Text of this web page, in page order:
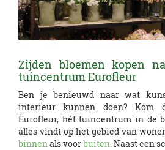
Zijden bloemen kopen
tuincentrum Eurofleur
Ben je benieuwd naar wat
interieur kunnen doen? Kom
Eurofleur, hét tuincentrum in de
alles vindt op het gebied van
binnen als voorbuiten . Naast een